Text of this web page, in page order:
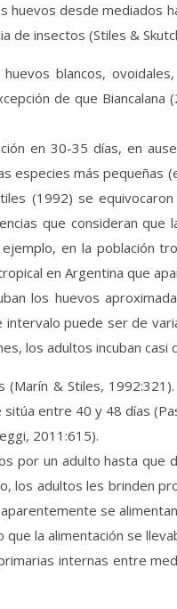
huevos desde mediados
de insectos (Stiles &
blancos,
de que
en 30-35 días, en
especies más
(1992) se
que consideran
en la población
en Argentina que
los huevos
puede ser de
los adultos incuban casi
& Stiles,
entre 40 y 48 días
2011:615).
por un adulto hasta
los adultos les brinden
se
la alimentación se
internas entre